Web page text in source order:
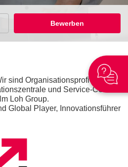
Bewerben
sind Organisationsprofi und
und Service-Center.
Loh Group.
Global Player, Innovationsführer